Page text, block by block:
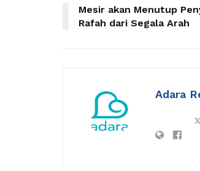
Mesir akan Menutup
Rafah dari Segala Arah
Adara